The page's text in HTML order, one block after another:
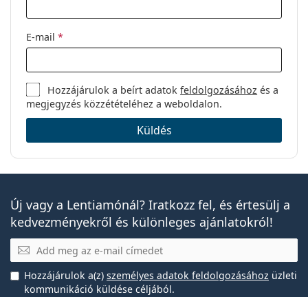
E-mail *
Hozzájárulok a beírt adatokfeldolgozásához és a
megjegyzés közzétételéhez a weboldalon.
Küldés
Új vagy a Lentiamónál? Iratkozz fel, és értesülj a
kedvezményekről és különleges ajánlatokról!
E-mail
Hozzájárulok a(z) személyes adatok feldolgozásához üzleti
kommunikáció küldése céljából.